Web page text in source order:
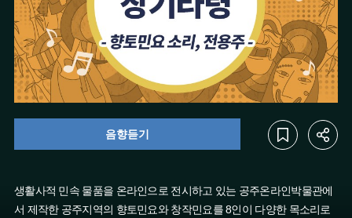
생활사적 민속 물품을 온라인으로 전시하고 있는 공주온라인박물관에
서 제작한 공주지역의 향토민요와 창작민요를 8인이 다양한 목소리로
음향듣기